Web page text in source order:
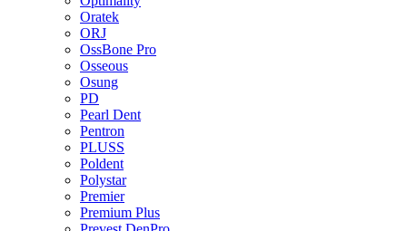
Oratek
ORJ
OssBone Pro
Osseous
Osung
PD
Pearl Dent
Pentron
PLUSS
Poldent
Polystar
Premier
Premium Plus